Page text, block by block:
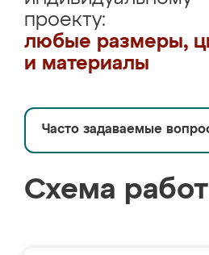
проекту:
любые размеры,
и материалы
Часто задаваемые
Схема